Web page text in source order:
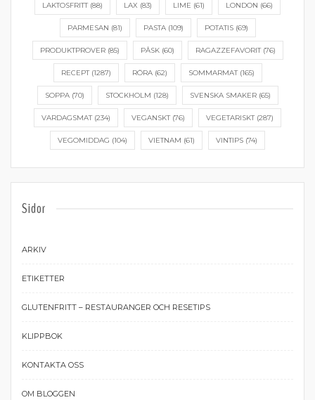
LAKTOSFRITT(88) LAX (83) LIME (61) LONDON (66)
PARMESAN (81) PASTA(109) POTATIS(69)
PRODUKTPROVER(85) PÅSK(60) RAGAZZEFAVORIT(76)
RECEPT(1287) RÖRA(62) SOMMARMAT(165)
SOPPA(70) STOCKHOLM (128) SVENSKA SMAKER(65)
VARDAGSMAT(234) VEGANSKT(76) VEGETARISKT(287)
VEGOMIDDAG (104) VIETNAM (61) VINTIPS (74)
Sidor
ARKIV
ETIKETTER
GLUTENFRITT – RESTAURANGER OCH RESETIPS
KLIPPBOK
KONTAKTA OSS
OM BLOGGEN